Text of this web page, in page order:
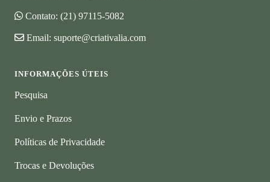
Contato: (21) 97115-5082
Email: suporte@criativalia.com
INFORMAÇÕES ÚTEIS
Pesquisa
Envio e Prazos
Políticas de Privacidade
Trocas e Devoluções